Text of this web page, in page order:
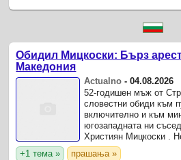
Обидил Мицкоски: Бърз
Македония
Actualno -04.08.2026
52-годишен мъж от
словестни обиди към
включително и към
югозападната ни
Християн Мицкоски .
македонската медия
+1 тема » прашања »